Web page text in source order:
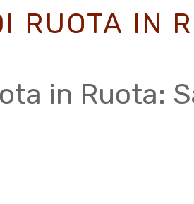
RUOTA IN
in Ruota: